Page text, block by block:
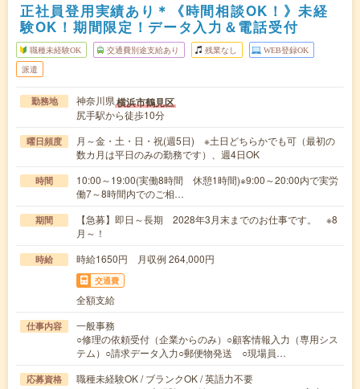
正社員登用実績あり＊《時間相談OK！》未経
験OK！期間限定！データ入力＆電話受付
職種未経験OK 交通費別途支給あり 残業なし WEB登録OK
派遣
勤務地 神奈川県横浜市鶴見区
尻手駅から徒歩10分
曜日頻度
月～金・土・日・祝(週5日) ※土日どちらかでも可（最初の
数カ月は平日のみの勤務です）、週4日OK
時間
10:00～19:00(実働8時間 休憩1時間)※9:00～20:00内で実労
働7～8時間内でのご相…
期間
【急募】即日～長期 2028年3月末までのお仕事です。 ※8
月～！
時給 時給1650円 月収例 264,000円
交通費
全額支給
仕事内容
一般事務
○修理の依頼受付（企業からのみ）○顧客情報入力（専用シス
テム）○請求データ入力○郵便物発送 ○現場員…
応募資格
職種未経験OK / ブランクOK / 英語力不要